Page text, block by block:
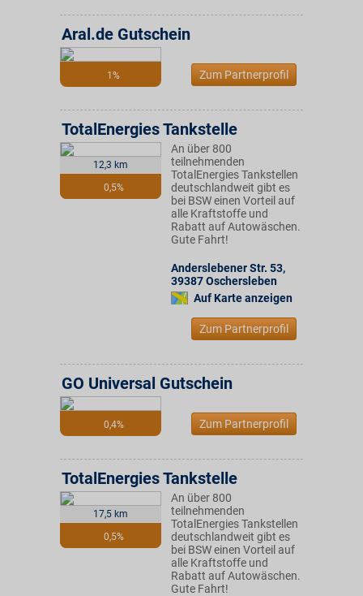
1%
Aral.de Gutschein
Zum Partnerprofil
12,3 km
0,5%
TotalEnergies Tankstelle
An über 800
teilnehmenden
TotalEnergies Tankstellen
deutschlandweit gibt es
bei BSW einen Vorteil auf
alle Kraftstoffe und
Rabatt auf Autowäschen.
Gute Fahrt!
Anderslebener Str. 53,
39387Oschersleben
Auf Karte anzeigen
Zum Partnerprofil
0,4%
GO Universal Gutschein
Zum Partnerprofil
17,5 km
0,5%
TotalEnergies Tankstelle
An über 800
teilnehmenden
TotalEnergies Tankstellen
deutschlandweit gibt es
bei BSW einen Vorteil auf
alle Kraftstoffe und
Rabatt auf Autowäschen.
Gute Fahrt!